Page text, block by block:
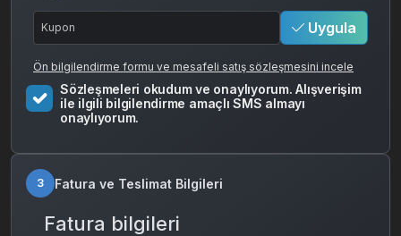
Uygula
Ön bilgilendirme formu ve mesafeli satış sözleşmesini incele
Sözleşmeleri okudum ve onaylıyorum. Alışverişim
ile ilgili bilgilendirme amaçlı SMS almayı
onaylıyorum.
3 Fatura ve Teslimat Bilgileri
Fatura bilgileri